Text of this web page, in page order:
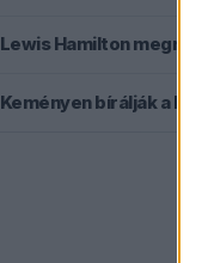
Lewis Hamilton
Keményen bírálják a